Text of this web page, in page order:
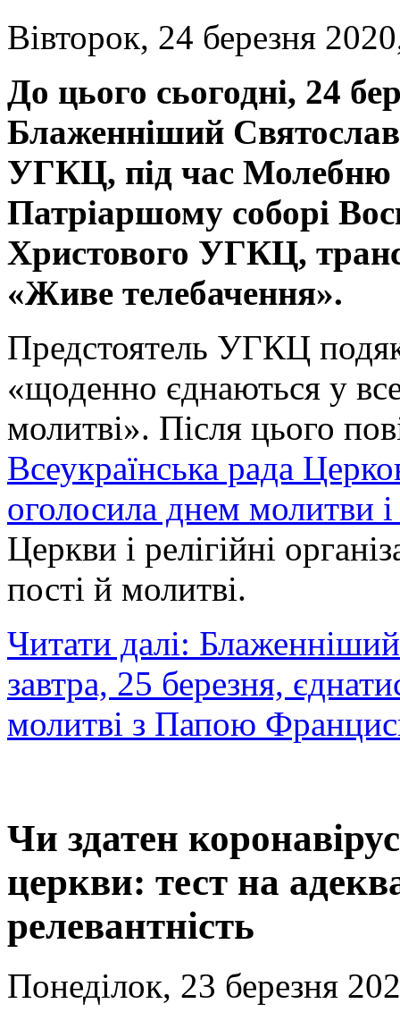
Вівторок, 24 березня
До цього сьогодні, 24
Блаженніший
УГКЦ, під час Молебню
Патріаршому соборі
Христового УГКЦ,
«Живе телебачення».
Предстоятель УГКЦ
«щоденно єднаються у
молитві». Після цього
Всеукраїнська рада
оголосила днем молитви
Церкви і релігійні
пості й молитві.
Читати далі:
завтра, 25 березня,
молитві з Папою
Чи здатен
церкви: тест на
релевантність
Понеділок, 23 березня